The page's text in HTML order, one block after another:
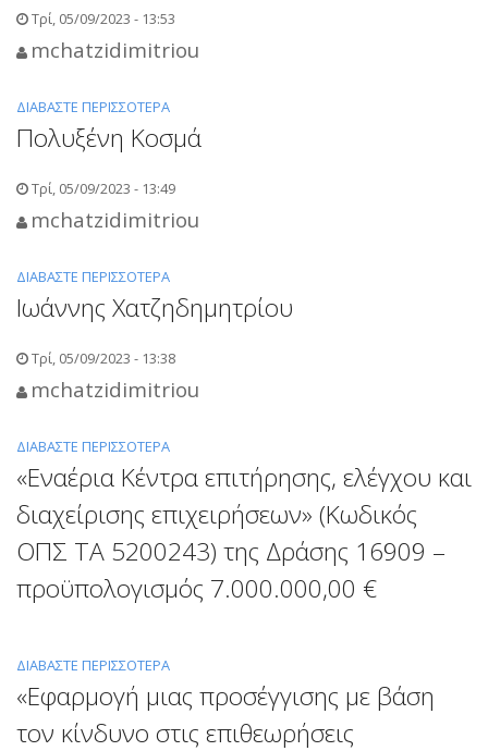
ΕΣΠΑ
ΥΠ.
ΠΟΛΙΤΙΚΉΣ
ΣΤΟ
ΠΛΑΊΣΙΟ
2
ΤΗΣ
ΠΡΆΞΗΣ
ΚΩΔΙΚΌ
ΑΠΌΚΡΙΣΗΣ
ΓΙΑ
ΡΑΠΤΆΚΗΣ
Τρί, 05/09/2023 - 13:53
mchatzidimitriou
ΔΙΑΒΆΣΤΕ ΠΕΡΙΣΣΌΤΕΡΑ
ΤΟ
ΒΗΣΣΑΡΊΩΝ
ΖΑΧΑΡΆΚΗΣ
Πολυξένη Κοσμά
Τρί, 05/09/2023 - 13:49
mchatzidimitriou
ΔΙΑΒΆΣΤΕ ΠΕΡΙΣΣΌΤΕΡΑ
ΤΟ
ΠΟΛΥΞΈΝΗ
ΚΟΣΜΆ
Ιωάννης Χατζηδημητρίου
Τρί, 05/09/2023 - 13:38
mchatzidimitriou
ΔΙΑΒΆΣΤΕ ΠΕΡΙΣΣΌΤΕΡΑ
ΤΟ
ΙΩΆΝΝΗΣ
ΧΑΤΖΗΔΗΜΗΤΡΊΟΥ
«Εναέρια Κέντρα επιτήρησης, ελέγχου και
διαχείρισης επιχειρήσεων» (Κωδικός
ΟΠΣ ΤΑ 5200243) της Δράσης 16909 –
προϋπολογισμός 7.000.000,00 €
ΔΙΑΒΆΣΤΕ ΠΕΡΙΣΣΌΤΕΡΑ
ΤΟ
«ΕΝΑΈΡΙΑ
ΚΈΝΤΡΑ
«Εφαρμογή μιας προσέγγισης με βάση
τον κίνδυνο στις επιθεωρήσεις